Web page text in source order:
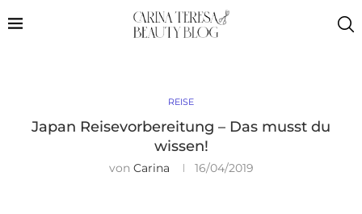
REISE
Japan Reisevorbereitung – Das musst du
wissen!
von Carina 16/04/2019